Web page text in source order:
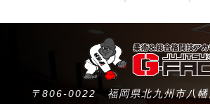
〒806-0022 福岡県北九州市八幡